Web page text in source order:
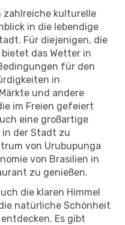
zahlreiche kulturelle
in die lebendige
Für diejenigen, die
das Wetter in
für den
in
und andere
im Freien gefeiert
eine großartige
in der Stadt zu
von Urubupunga
von Brasilien in
zu genießen.
die klaren Himmel
natürliche Schönheit
Es gibt